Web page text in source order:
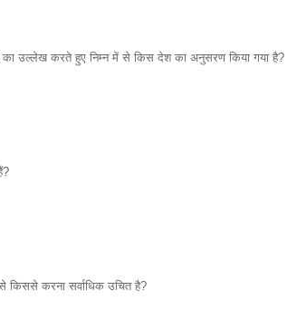
का उल्लेख करते हुए निम्न में से किस देश का अनुसरण किया गया है?
किससे करना सर्वाधिक उचित है?